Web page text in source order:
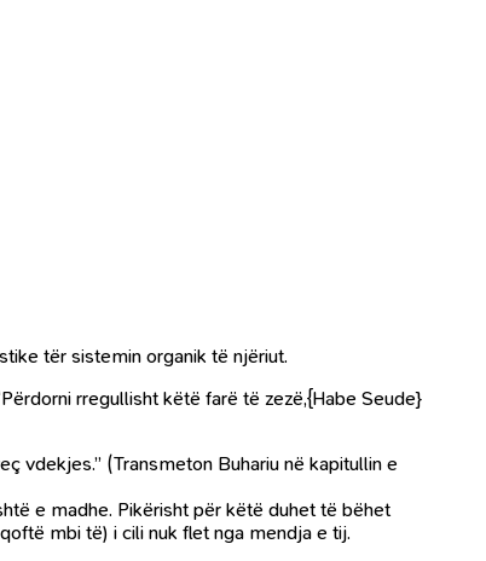
tër sistemin organik të njëriut.
rregullisht këtë farë të zezë,{Habe Seude}
vdekjes.” (Transmeton Buhariu në kapitullin e
e madhe. Pikërisht për këtë duhet të bëhet
mbi të) i cili nuk flet nga mendja e tij.